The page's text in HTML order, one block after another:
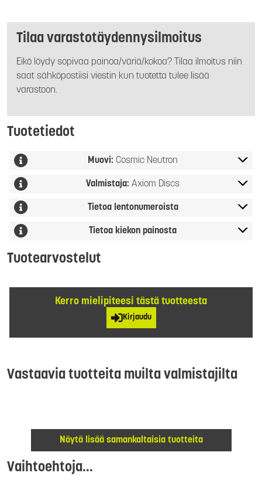
Tilaa varastotäydennysilmoitus
Eikö löydy sopivaa painoa/väriä/kokoa? Tilaa ilmoitus niin
saat sähköpostiisi viestin kun tuotetta tulee lisää
varastoon.
Tuotetiedot
Muovi: Cosmic Neutron
Valmistaja: Axiom Discs
Tietoa lentonumeroista
Tietoa kiekon painosta
Tuotearvostelut
Kerro mielipiteesi tästä tuotteesta
Kirjaudu
Vastaavia tuotteita muilta valmistajilta
Näytä lisää samankaltaisia tuotteita
Vaihtoehtoja...